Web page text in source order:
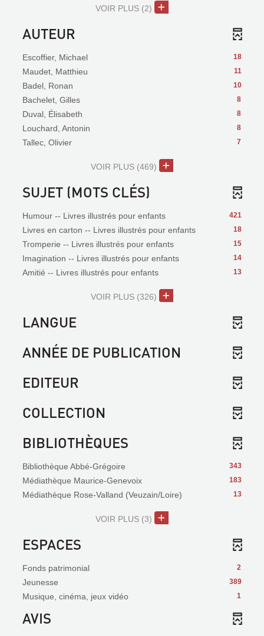
VOIR PLUS (2)
AUTEUR
18
Escoffier, Michael
11
Maudet, Matthieu
10
Badel, Ronan
8
Bachelet, Gilles
8
Duval, Élisabeth
8
Louchard, Antonin
7
Tallec, Olivier
VOIR PLUS (469)
SUJET (MOTS CLÉS)
421
Humour -- Livres illustrés pour enfants
18
Livres en carton -- Livres illustrés pour enfants
15
Tromperie -- Livres illustrés pour enfants
14
Imagination -- Livres illustrés pour enfants
13
Amitié -- Livres illustrés pour enfants
VOIR PLUS (326)
LANGUE
ANNÉE DE PUBLICATION
EDITEUR
COLLECTION
BIBLIOTHÈQUES
343
Bibliothèque Abbé-Grégoire
183
Médiathèque Maurice-Genevoix
13
Médiathèque Rose-Valland (Veuzain/Loire)
VOIR PLUS (3)
ESPACES
2
Fonds patrimonial
389
Jeunesse
1
Musique, cinéma, jeux vidéo
AVIS